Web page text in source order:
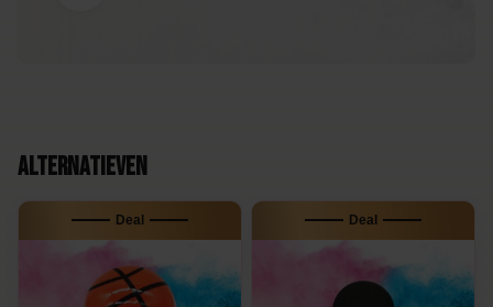
Alternatieven
Deal Deal